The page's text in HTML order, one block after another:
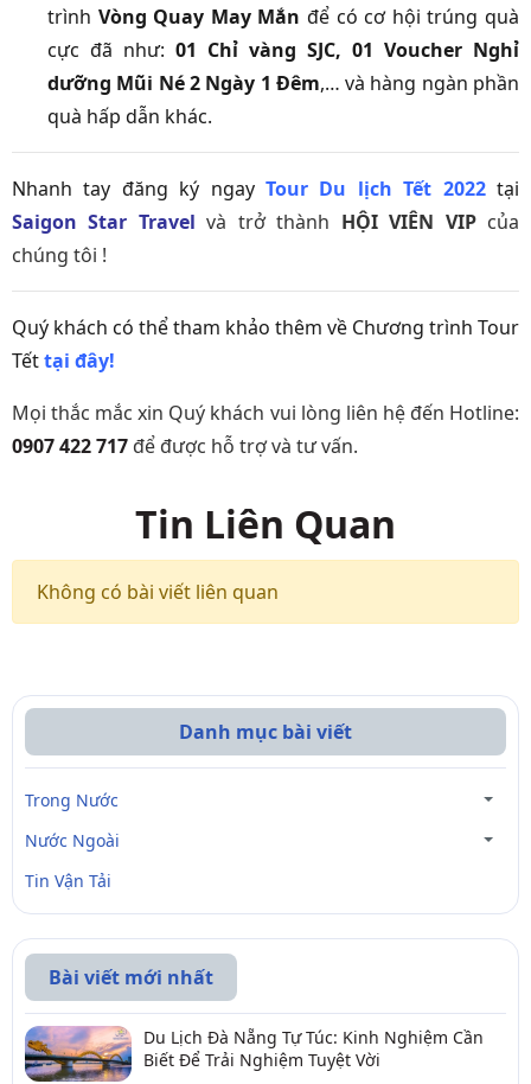
trình Vòng Quay May Mắn để có cơ hội trúng quà
cực đã như: 01 Chỉ vàng SJC, 01 Voucher Nghỉ
dưỡng Mũi Né 2 Ngày 1 Đêm,… và hàng ngàn phần
quà hấp dẫn khác.
Nhanh tay đăng ký ngay Tour Du lịch Tết 2022tại
Saigon Star Travel và trở thành HỘI VIÊN VIPcủa
chúng tôi !
Quý khách có thể tham khảo thêm về Chương trình Tour
Tếttại đây!
Mọi thắc mắc xin Quý khách vui lòng liên hệ đến Hotline:
0907 422 717 để được hỗ trợ và tư vấn.
Tin Liên Quan
Không có bài viết liên quan
Danh mục bài viết
Trong Nước
Nước Ngoài
Tin Vận Tải
Bài viết mới nhất
Du Lịch Đà Nẵng Tự Túc: Kinh Nghiệm Cần
Biết Để Trải Nghiệm Tuyệt Vời